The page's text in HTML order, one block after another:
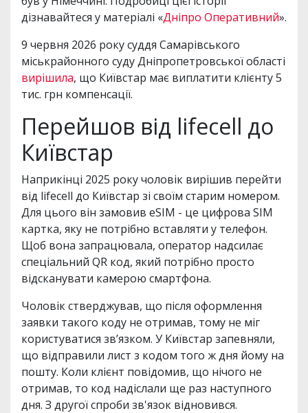
дізнавайтеся у матеріалі «Дніпро Оперативний».
9 червня 2026 року суддя Самарівського
міськрайонного суду Дніпропетровської області
вирішила, що Київстар має виплатити клієнту 5
тис. грн компенсації.
Перейшов від lifecell до
Київстар
Наприкінці 2025 року чоловік вирішив перейти
від lifecell до Київстар зі своїм старим номером.
Для цього він замовив eSIM - це цифрова SIM
картка, яку не потрібно вставляти у телефон.
Щоб вона запрацювала, оператор надсилає
спеціальний QR код, який потрібно просто
відсканувати камерою смартфона.
Чоловік стверджував, що після оформлення
заявки такого коду не отримав, тому не міг
користуватися зв’язком. У Київстар запевняли,
що відправили лист з кодом того ж дня йому на
пошту. Коли клієнт повідомив, що нічого не
отримав, то код надіслали ще раз наступного
дня. З другої спроби зв'язок відновився.